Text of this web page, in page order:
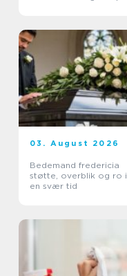
03. August 2026
Bedemand fredericia
støtte, overblik og ro i
en svær tid